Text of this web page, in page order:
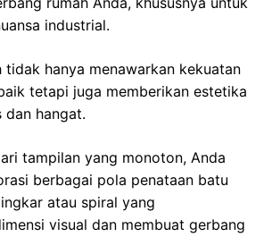
industrial.
tidak hanya menawarkan kekuatan
tetapi juga memberikan estetika
dan hangat.
tampilan yang monoton, Anda
berbagai pola penataan batu
atau spiral yang
visual dan membuat gerbang